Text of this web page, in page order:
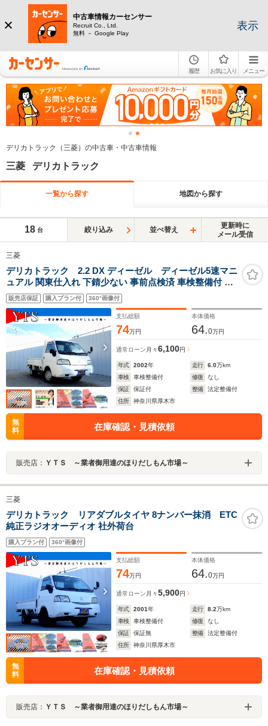
中古車情報カーセンサー
Recruit Co., Ltd.
無料 － Google Play
表示
履歴 お気に入り メニュー
デリカトラック（三菱）の中古車・中古車情報
三菱 デリカトラック
一覧から探す 地図から探す
18 台 絞り込み 並べ替え
更新時に
メール受信
三菱
デリカトラック 2.2 DX ディーゼル ディーゼル5速マニ
ュアル 関東仕入れ 下錆少ない 事前点検済 車検整備付 プ
ロメンテパック有償点検整備 自社保証 09保証 カープレミ
ア有償保証 業販可
販売店保証 購入プラン付 360°画像付
支払総額
74万円
本体価格
64.0万円
通常ローン 月々6,100円
年式 2002年 走行 6.0万km
車検
車検整備付 修復
なし
保証
保証付 整備
法定整備付
住所
神奈川県厚木市
無
料
在庫確認・見積依頼
販売店： ＹＴＳ ～業者御用達のほりだしもん市場～
三菱
デリカトラック リアダブルタイヤ 8ナンバー抹消 ETC
純正ラジオオーディオ 社外荷台
購入プラン付 360°画像付
支払総額
74万円
本体価格
64.0万円
通常ローン 月々5,900円
年式 2001年 走行 8.2万km
車検
車検整備付 修復
なし
保証
保証無 整備
法定整備付
住所
神奈川県厚木市
無
料
在庫確認・見積依頼
販売店： ＹＴＳ ～業者御用達のほりだしもん市場～